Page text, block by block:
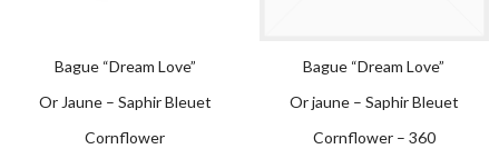
Bague “Dream Love”
Or Jaune – Saphir Bleuet
Cornflower
Bague “Dream Love”
Or jaune – Saphir Bleuet
Cornflower – 360